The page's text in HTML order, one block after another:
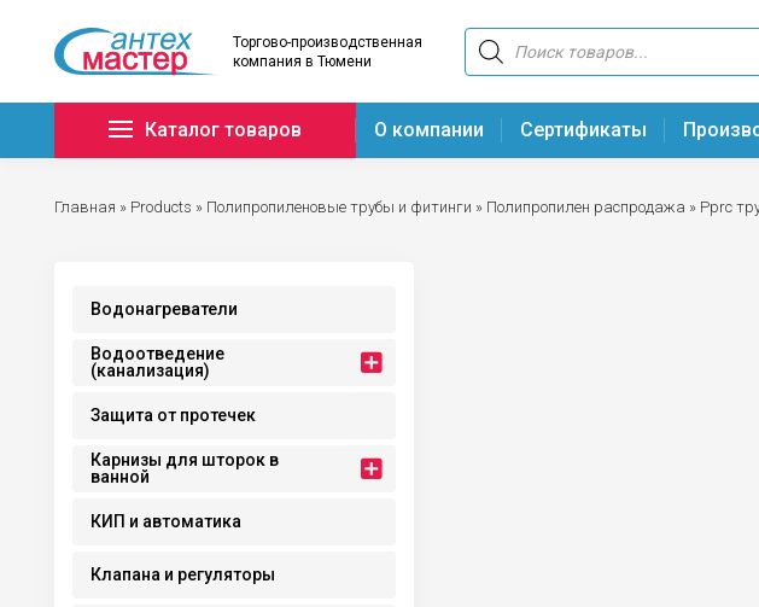
Торгово-производственная
компания в Тюмени
Поиск
товаров
Каталог товаров О компании Сертификаты
Главная » Products » Полипропиленовые трубы и фитинги » Полипропилен распродажа » Pprc
Водонагреватели
Водоотведение
(канализация)
Защита от протечек
Карнизы для шторок в
ванной
КИП и автоматика
Клапана и регуляторы